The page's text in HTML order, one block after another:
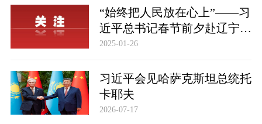
各美其美，美美与共
“始终把人民放在心上”——习
近平总书记春节前夕赴辽宁看
望慰问基层干部群众纪实
2025-01-26
习近平会见哈萨克斯坦总统托
卡耶夫
2026-07-17